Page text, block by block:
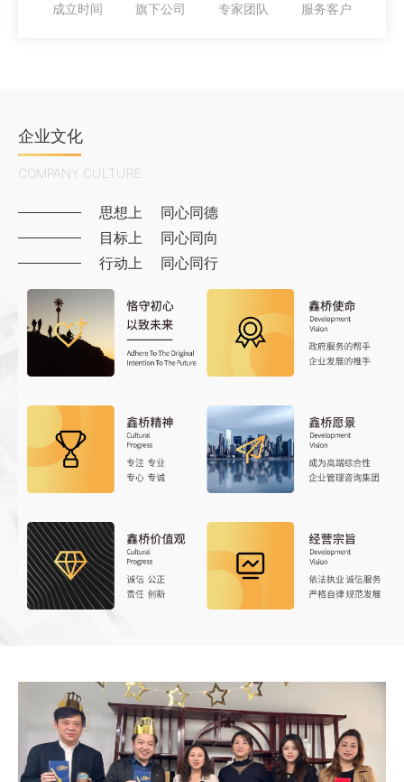
成立时间 旗下公司 专家团队 服务客户
企业文化
COMPANY CULTURE
思想上
同心同德
目标上
同心同向
行动上
同心同行